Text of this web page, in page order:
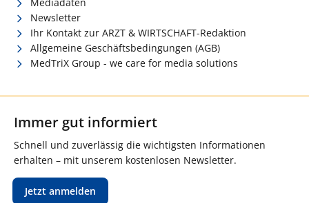
Newsletter
Ihr Kontakt zur ARZT & WIRTSCHAFT-Redaktion
Allgemeine Geschäftsbedingungen (AGB)
MedTriX Group - we care for media solutions
Immer gut informiert
Schnell und zuverlässig die wichtigsten Informationen
erhalten – mit unserem kostenlosen Newsletter.
Jetzt anmelden